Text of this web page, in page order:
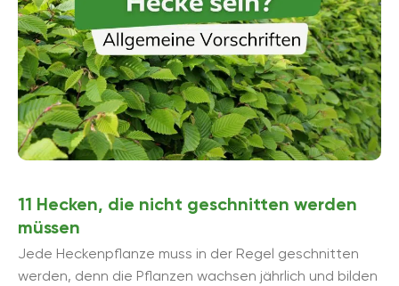
11 Hecken, die nicht geschnitten werden
müssen
Jede Heckenpflanze muss in der Regel geschnitten
werden, denn die Pflanzen wachsen jährlich und bilden